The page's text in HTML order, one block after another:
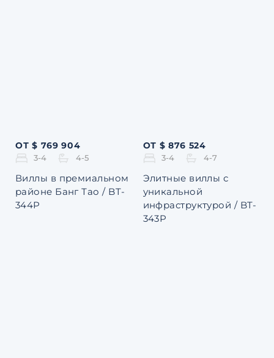
ОТ $ 769 904
3-4 4-5
Виллы в премиальном
районе Банг Тао / BT-
344P
ОТ $ 876 524
3-4 4-7
Элитные виллы с
уникальной
инфраструктурой / BT-
343P